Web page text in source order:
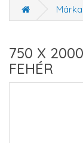
Márka
750 X
FEHÉR